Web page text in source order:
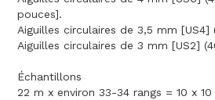
pouces].
Aiguilles circulaires de 3,5 mm
Aiguilles circulaires de 3 mm [US2]
Échantillons
22 m x environ 33-34 rangs = 10 x